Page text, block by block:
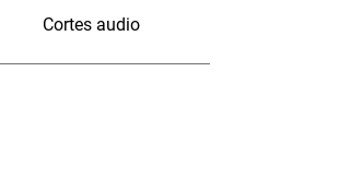
Cortes audio